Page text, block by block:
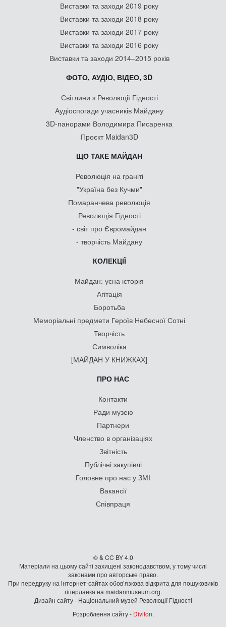
Виставки та заходи 2019 року
Виставки та заходи 2018 року
Виставки та заходи 2017 року
Виставки та заходи 2016 року
Виставки та заходи 2014–2015 років
ФОТО, АУДІО, ВІДЕО, 3D
Світлини з Революції Гідності
Аудіоспогади учасників Майдану
3D-панорами Володимира Писаренка
Проєкт Maidan3D
ЩО ТАКЕ МАЙДАН
Революція на граніті
"Україна без Кучми"
Помаранчева революція
Революція Гідності
- світ про Євромайдан
- творчість Майдану
КОЛЕКЦІЇ
Майдан: усна історія
Агітація
Боротьба
Меморіальні предмети Героїв Небесної Сотні
Творчість
Символіка
[МАЙДАН У КНИЖКАХ]
ПРО НАС
Контакти
Ради музею
Партнери
Членство в організаціях
Звітність
Публічні закупівлі
Головне про нас у ЗМІ
Вакансії
Співпраця
© & CC BY 4.0
Матеріали на цьому сайті захищені законодавством, у тому числі
законами про авторське право.
При передруку на iнтернет-сайтах обов’язкова відкрита для пошуковиків
гiперланка на maidanmuseum.org.
Дизайн сайту - Національний музей Революції Гідності
Розроблення сайту - Divilon.